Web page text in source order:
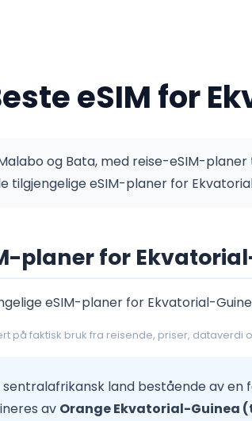
eSIM for
og Bata, med reise-eSIM-
tilgjengelige eSIM-planer for
planer for
eSIM-planer for Ekvatorial-
på faktisk bruk fra reisende, priser,
land bestående av
av Orange Ekvatorial-Guinea